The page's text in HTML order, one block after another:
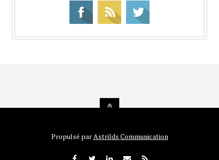
Propulsé par Astrilds Communication